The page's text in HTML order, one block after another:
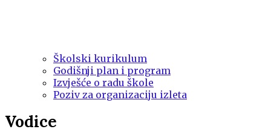
Školski kurikulum
Godišnji plan i program
Izvješće o radu škole
Poziv za organizaciju izleta
Vodice